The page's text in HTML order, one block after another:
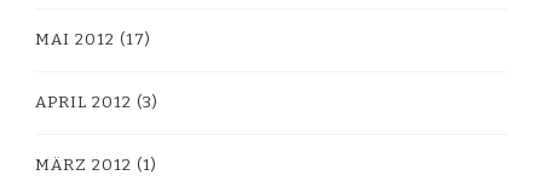
MAI 2012 (17)
APRIL 2012 (3)
MÄRZ 2012 (1)